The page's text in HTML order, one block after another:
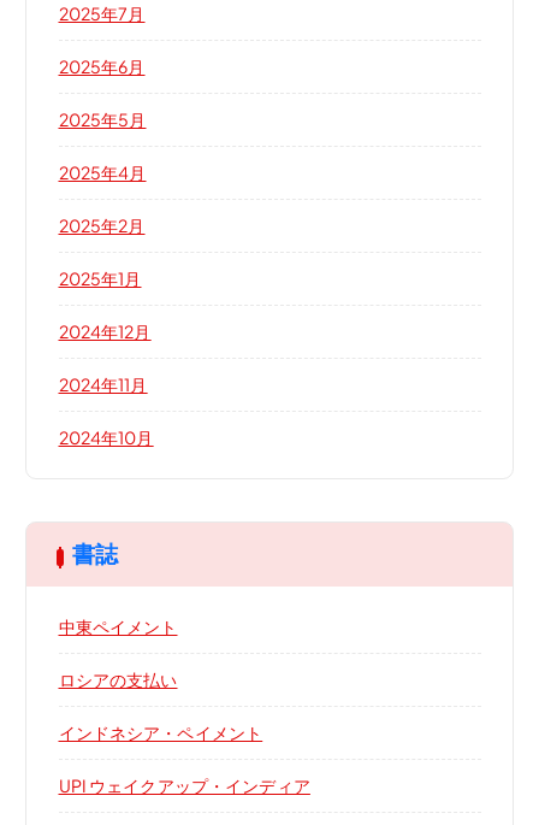
2025年7月
2025年6月
2025年5月
2025年4月
2025年2月
2025年1月
2024年12月
2024年11月
2024年10月
書誌
中東ペイメント
ロシアの支払い
インドネシア・ペイメント
UPI ウェイクアップ・インディア